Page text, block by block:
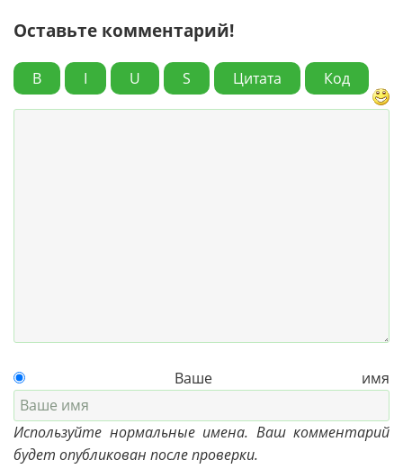
Оставьте комментарий!
B I U S Цитата Код
Ваше имя
Используйте нормальные имена. Ваш комментарий
будет опубликован после проверки.